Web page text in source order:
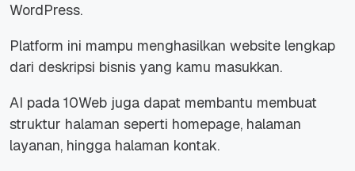
WordPress.
Platform ini mampu menghasilkan website lengkap
dari deskripsi bisnis yang kamu masukkan.
AI pada 10Web juga dapat membantu membuat
struktur halaman seperti homepage, halaman
layanan, hingga halaman kontak.